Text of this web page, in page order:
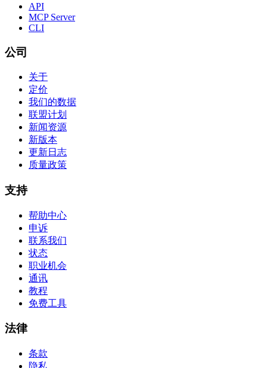
API
MCP Server
CLI
公司
关于
定价
我们的数据
联盟计划
新闻资源
新版本
更新日志
质量政策
支持
帮助中心
申诉
联系我们
状态
职业机会
通讯
教程
免费工具
法律
条款